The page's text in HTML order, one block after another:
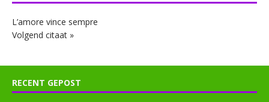
L’amore vince sempre
Volgend citaat »
RECENT GEPOST